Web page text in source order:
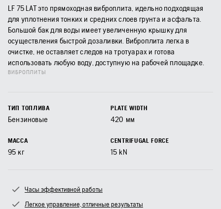
LF 75 LAT это прямоходная виброплита, идельно подходящая
для уплотнения тонких и средних слоев грунта и асфальта.
Большой бак для воды имеет увеличенную крышку для
осуществления быстрой дозаливки. Виброплита легка в
очистке, не оставляет следов на тротуарах и готова
использовать любую воду, доступную на рабочей площадке.
ВИБРОПЛИТЫ
ТИП ТОПЛИВА
Бензиновые
PLATE WIDTH
420 мм
МАССА
95 кг
CENTRIFUGAL FORCE
15 kN
Часы эффективной работы
Легкое управление, отличные результаты